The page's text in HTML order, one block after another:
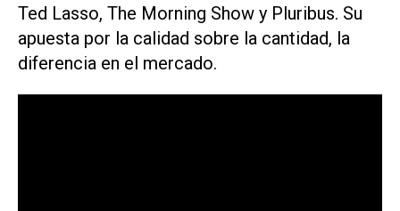
Ted Lasso, The Morning Show y Pluribus. Su
apuesta por la calidad sobre la cantidad, la
diferencia en el mercado.